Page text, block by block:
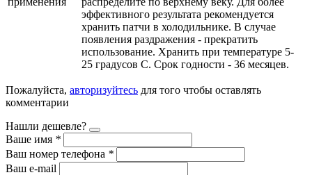
эффективного результата рекомендуется
хранить патчи в холодильнике. В случае
появления раздражения - прекратить
использование. Хранить при температуре 5-
25 градусов С. Срок годности - 36 месяцев.
Пожалуйста, авторизуйтесь для того чтобы оставлять
комментарии
Нашли дешевле?
Ваше имя *
Ваш номер телефона *
Ваш e-mail